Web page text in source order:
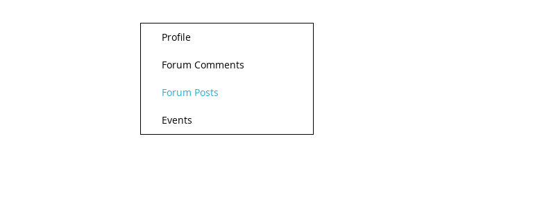
Profile
Forum Comments
Forum Posts
Events